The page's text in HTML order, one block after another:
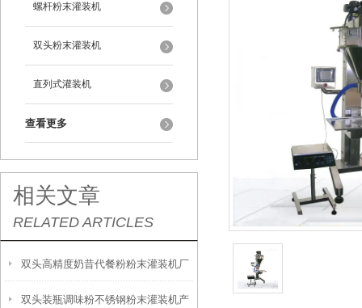
螺杆粉末灌装机
双头粉末灌装机
直列式灌装机
查看更多
相关文章
RELATED ARTICLES
双头高精度奶昔代餐粉粉末灌装机厂
家
双头装瓶调味粉不锈钢粉末灌装机产